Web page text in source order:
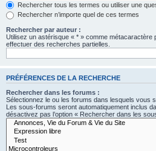
Rechercher tous les termes ou utiliser une
Rechercher n’importe quel de ces termes
Rechercher par auteur :
Utilisez un astérisque « * » comme métacaractère
effectuer des recherches partielles.
PRÉFÉRENCES DE LA RECHERCHE
Rechercher dans les forums :
Sélectionnez le ou les forums dans lesquels vous
Les sous-forums seront automatiquement inclus
désactivez pas l’option « Rechercher dans les